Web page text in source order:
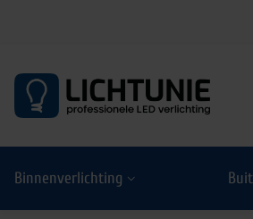
Binnenverlichting